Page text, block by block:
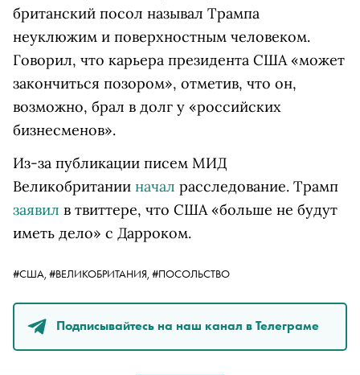
британский посол называл Трампа
неуклюжим и поверхностным человеком.
Говорил, что карьера президента США «может
закончиться позором», отметив, что он,
возможно, брал в долг у «российских
бизнесменов».
Из-за публикации писем МИД
Великобритании начал расследование. Трамп
заявил в твиттере, что США «больше не будут
иметь дело» с Дарроком.
#США, #ВЕЛИКОБРИТАНИЯ, #ПОСОЛЬСТВО
Подписывайтесь на наш канал в Телеграме